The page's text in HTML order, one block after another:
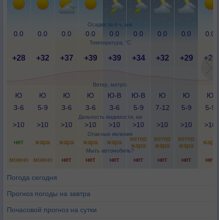
Осадки за 6 ч, мм
Температура, °C
Ветер, метр/с
Дальность видимости, км
Опасные явления
Мыть автомобиль?
0.0 0.0 0.0 0.0 0.0 0.0 0.0 0.0 0.0
+28 +32 +37 +39 +39 +34 +32 +29 +29
Ю
3-6
Ю
5-9
Ю
3-6
Ю
3-6
Ю-В
3-6
Ю-В
5-9
Ю
7-12
Ю
5-9
Ю
5-9
>10 >10 >10 >10 >10 >10 >10 >10 >10
нет жара жара жара жара
ветер
жара
ветер
жара
ветер
жара
жара
можно можно нет нет нет нет нет нет нет
Погода сегодня
Прогноз погоды на завтра
Почасовой прогноз на сутки